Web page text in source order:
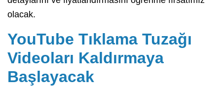
olacak.
YouTube Tıklama Tuzağı
Videoları Kaldırmaya
Başlayacak